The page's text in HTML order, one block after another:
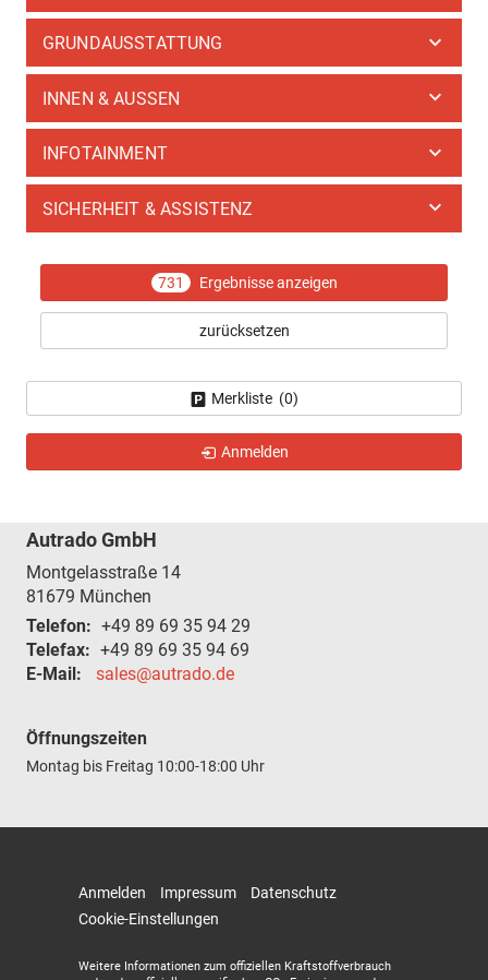
GRUNDAUSSTATTUNG
INNEN & AUSSEN
INFOTAINMENT
SICHERHEIT & ASSISTENZ
731 Ergebnisse anzeigen
zurücksetzen
Merkliste (0)
Anmelden
Autrado GmbH
Montgelasstraße 14
81679 München
Telefon: +49 89 69 35 94 29
Telefax: +49 89 69 35 94 69
E-Mail:
sales@autrado.de
Öffnungszeiten
Montag bis Freitag 10:00-18:00 Uhr
Anmelden Impressum
Datenschutz
Cookie-Einstellungen
Weitere Informationen zum offiziellen Kraftstoffverbrauch